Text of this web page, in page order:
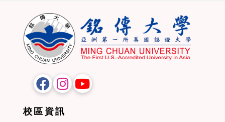
校區資訊